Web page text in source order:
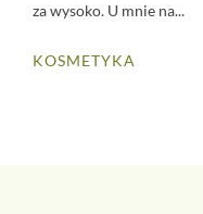
za wysoko. U mnie na...
KOSMETYKA